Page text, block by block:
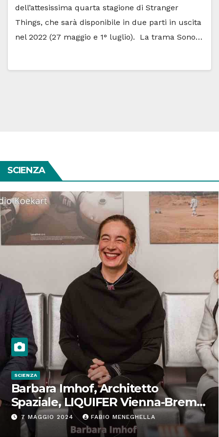
dell’attesissima quarta stagione di Stranger
Things, che sarà disponibile in due parti in uscita
nel 2022 (27 maggio e 1° luglio). La trama Sono…
SCIENZA
SCIENZA
Barbara Imhof, Architetto
Spaziale, LIQUIFER Vienna-Brema:
“Progettiamo habitat per lo
Spazio”
7 MAGGIO 2024 FABIO MENEGHELLA